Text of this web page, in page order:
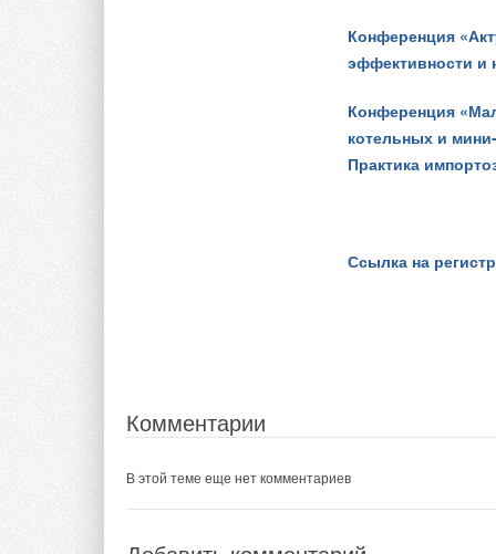
Конференция
эффективности и
Конференция
котельных и
Практика
Ссылка на
Комментарии
В этой теме еще нет комментариев
ультрамодульная
шириной 2 м и
около 60×60 м.
Добавить комментарий
Ваше имя *